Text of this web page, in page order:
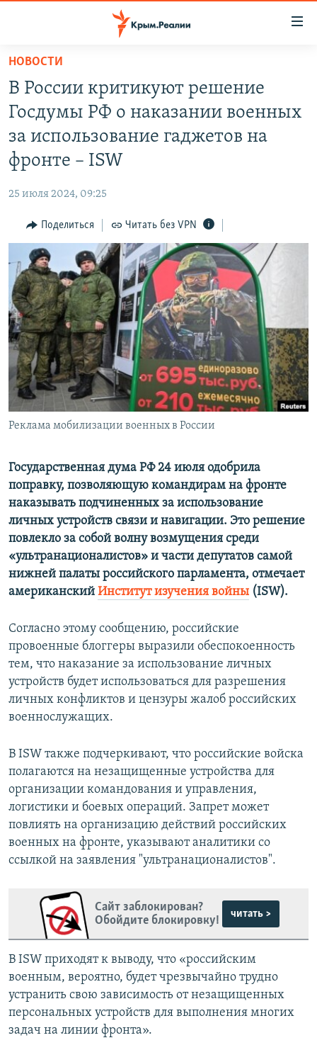
Вернуться
основному
содержанию
Вернутся
главной
Вернутся
поиску
КАРТА ВОЕННЫХ ОБЪЕКТОВ КРЫМА
ИСТОРИЯ
ИНФОГРАФИКА
ТЕЛЕПРОЕКТ КРЫМ.РЕАЛИИ
СОВЕТЫ ПРАВОЗАЩИТНИКОВ
ПРОПАВШИЕ БЕЗ ВЕСТИ
ПОБЕДИТЕЛЕЙ НЕ СУДЯТ?
КРЫМ.НЕПОКОРЕННЫЙ
ELIFBE
УКРАИНСКАЯ ПРОБЛЕМА КРЫМА
РАДІО СВОБОДА
КАК ОБОЙТИ БЛОКИРОВКУ
Українською
Qırımtatar
ПРИСОЕДИНЯЙТЕСЬ!
Все сайты RFE/RL
НОВОСТИ
В России критикуют решение
Госдумы РФ о наказании военных
за использование гаджетов на
фронте – ISW
25 июля 2024, 09:25
Поделиться Читать без VPN
Реклама мобилизации военных в России
Государственная дума РФ 24 июля одобрила
поправку, позволяющую командирам на фронте
наказывать подчиненных за использование
личных устройств связи и навигации. Это решение
повлекло за собой волну возмущения среди
«ультранационалистов» и части депутатов самой
нижней палаты российского парламента, отмечает
американский Институт изучения войны (ISW).
Согласно этому сообщению, российские
провоенные блоггеры выразили обеспокоенность
тем, что наказание за использование личных
устройств будет использоваться для разрешения
личных конфликтов и цензуры жалоб российских
военнослужащих.
В ISW также подчеркивают, что российские войска
полагаются на незащищенные устройства для
организации командования и управления,
логистики и боевых операций. Запрет может
повлиять на организацию действий российских
военных на фронте, указывают аналитики со
ссылкой на заявления "ультранационалистов".
Сайт заблокирован?
Обойдите блокировку!
читать >
В ISW приходят к выводу, что «российским
военным, вероятно, будет чрезвычайно трудно
устранить свою зависимость от незащищенных
персональных устройств для выполнения многих
задач на линии фронта».